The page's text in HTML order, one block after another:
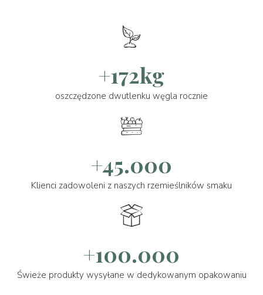
+172kg
oszczędzone dwutlenku węgla rocznie
+45.000
Klienci zadowoleni z naszych rzemieślników smaku
+100.000
Świeże produkty wysyłane w dedykowanym opakowaniu